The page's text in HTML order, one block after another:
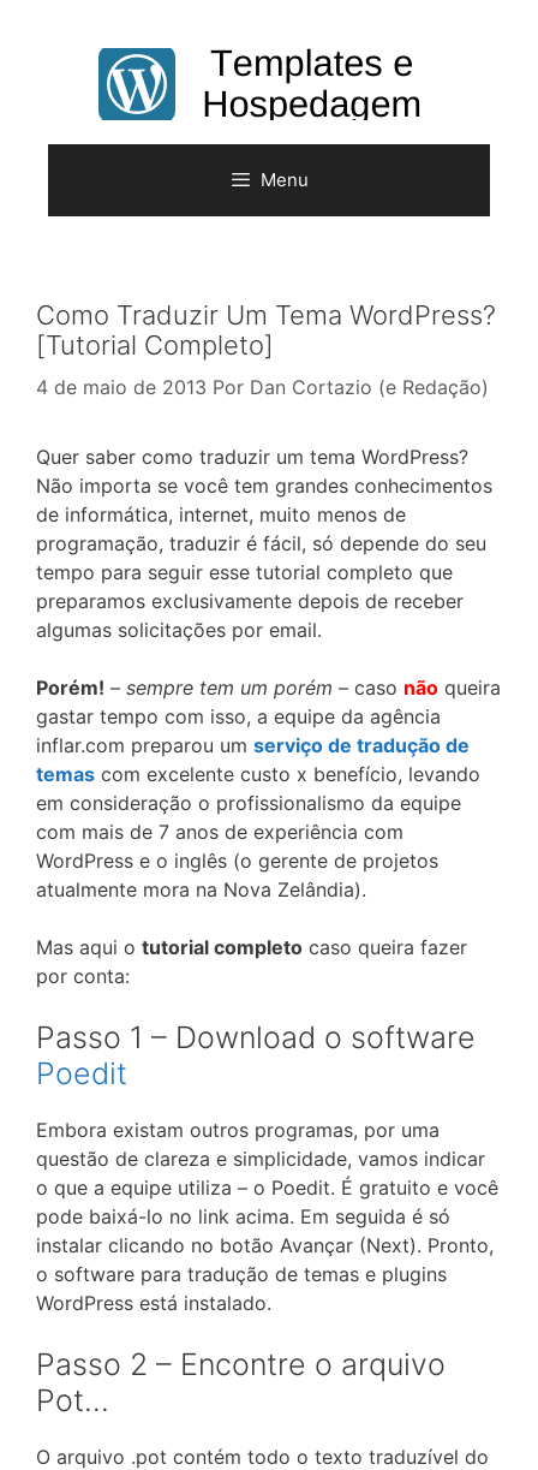
Menu
Como Traduzir Um Tema WordPress?
[Tutorial Completo]
4 de maio de 2013 Por Dan Cortazio (e Redação)
Quer saber como traduzir um tema WordPress?
Não importa se você tem grandes conhecimentos
de informática, internet, muito menos de
programação, traduzir é fácil, só depende do seu
tempo para seguir esse tutorial completo que
preparamos exclusivamente depois de receber
algumas solicitações por email.
Porém! – sempre tem um porém – caso não queira
gastar tempo com isso, a equipe da agência
inflar.com preparou um serviço de tradução de
temas com excelente custo x benefício, levando
em consideração o profissionalismo da equipe
com mais de 7 anos de experiência com
WordPress e o inglês (o gerente de projetos
atualmente mora na Nova Zelândia).
Mas aqui o tutorial completo caso queira fazer
por conta:
Passo 1 – Download o software
Poedit
Embora existam outros programas, por uma
questão de clareza e simplicidade, vamos indicar
o que a equipe utiliza – o Poedit. É gratuito e você
pode baixá-lo no link acima. Em seguida é só
instalar clicando no botão Avançar (Next). Pronto,
o software para tradução de temas e plugins
WordPress está instalado.
Passo 2 – Encontre o arquivo
Pot…
O arquivo .pot contém todo o texto traduzível do